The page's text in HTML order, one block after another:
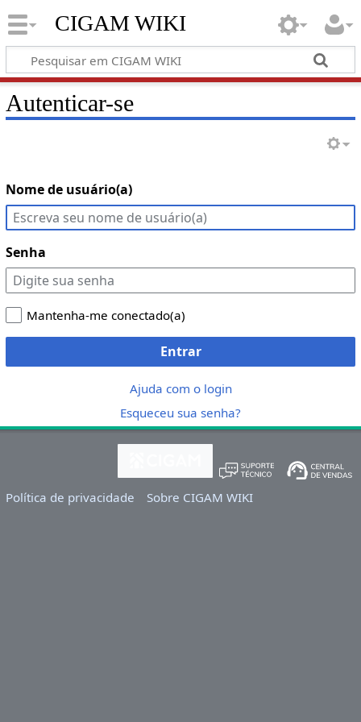
CIGAM WIKI
Autenticar-se
Nome de usuário(a)
Senha
Mantenha-me conectado(a)
Entrar
Ajuda com o login
Esqueceu sua senha?
Política de privacidade Sobre CIGAM WIKI